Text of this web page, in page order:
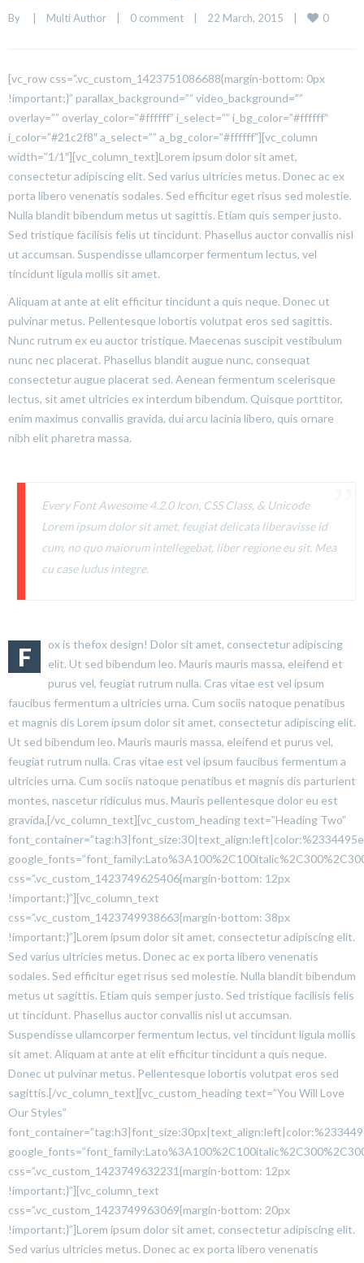
By | Multi Author | 0 comment | 22 March, 2015 | 0
[vc_row css=”.vc_custom_1423751086688{margin-bottom: 0px
!important;}” parallax_background=”” video_background=””
overlay=”” overlay_color=”#ffffff” i_select=”” i_bg_color=”#ffffff”
i_color=”#21c2f8″ a_select=”” a_bg_color=”#ffffff”][vc_column
width=”1/1″][vc_column_text]Lorem ipsum dolor sit amet,
consectetur adipiscing elit. Sed varius ultricies metus. Donec ac ex
porta libero venenatis sodales. Sed efficitur eget risus sed molestie.
Nulla blandit bibendum metus ut sagittis. Etiam quis semper justo.
Sed tristique facilisis felis ut tincidunt. Phasellus auctor convallis nisl
ut accumsan. Suspendisse ullamcorper fermentum lectus, vel
tincidunt ligula mollis sit amet.
Aliquam at ante at elit efficitur tincidunt a quis neque. Donec ut
pulvinar metus. Pellentesque lobortis volutpat eros sed sagittis.
Nunc rutrum ex eu auctor tristique. Maecenas suscipit vestibulum
nunc nec placerat. Phasellus blandit augue nunc, consequat
consectetur augue placerat sed. Aenean fermentum scelerisque
lectus, sit amet ultricies ex interdum bibendum. Quisque porttitor,
enim maximus convallis gravida, dui arcu lacinia libero, quis ornare
nibh elit pharetra massa.
Every Font Awesome 4.2.0 Icon, CSS Class, & Unicode
Lorem ipsum dolor sit amet, feugiat delicata liberavisse id
cum, no quo maiorum intellegebat, liber regione eu sit. Mea
cu case ludus integre.
F
ox is thefox design! Dolor sit amet, consectetur adipiscing
elit. Ut sed bibendum leo. Mauris mauris massa, eleifend et
purus vel, feugiat rutrum nulla. Cras vitae est vel ipsum
faucibus fermentum a ultricies urna. Cum sociis natoque penatibus
et magnis dis Lorem ipsum dolor sit amet, consectetur adipiscing elit.
Ut sed bibendum leo. Mauris mauris massa, eleifend et purus vel,
feugiat rutrum nulla. Cras vitae est vel ipsum faucibus fermentum a
ultricies urna. Cum sociis natoque penatibus et magnis dis parturient
montes, nascetur ridiculus mus. Mauris pellentesque dolor eu est
gravida,[/vc_column_text][vc_custom_heading text=”Heading Two”
css=”.vc_custom_1423749625406{margin-bottom: 12px
!important;}”][vc_column_text
css=”.vc_custom_1423749938663{margin-bottom: 38px
!important;}”]Lorem ipsum dolor sit amet, consectetur adipiscing elit.
Sed varius ultricies metus. Donec ac ex porta libero venenatis
sodales. Sed efficitur eget risus sed molestie. Nulla blandit bibendum
metus ut sagittis. Etiam quis semper justo. Sed tristique facilisis felis
ut tincidunt. Phasellus auctor convallis nisl ut accumsan.
Suspendisse ullamcorper fermentum lectus, vel tincidunt ligula mollis
sit amet. Aliquam at ante at elit efficitur tincidunt a quis neque.
Donec ut pulvinar metus. Pellentesque lobortis volutpat eros sed
sagittis.[/vc_column_text][vc_custom_heading text=”You Will Love
Our Styles”
css=”.vc_custom_1423749632231{margin-bottom: 12px
!important;}”][vc_column_text
css=”.vc_custom_1423749963069{margin-bottom: 20px
!important;}”]Lorem ipsum dolor sit amet, consectetur adipiscing elit.
Sed varius ultricies metus. Donec ac ex porta libero venenatis